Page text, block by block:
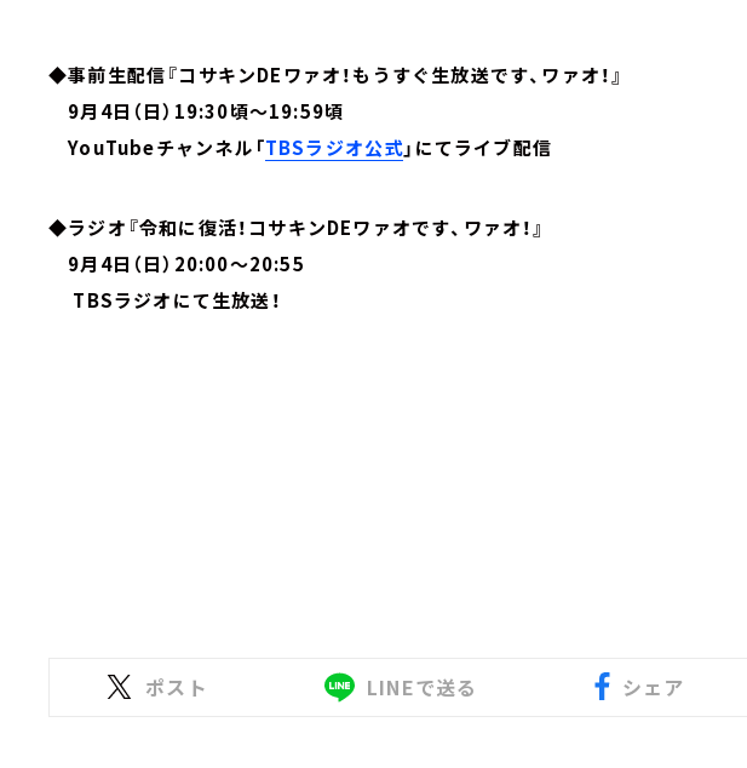
◆事前生配信『コサキンDEワァオ！もうすぐ生放送です、ワァオ！』
9月4日（日）19:30頃～19:59頃
YouTubeチャンネル「TBSラジオ公式」にてライブ配信
◆ラジオ『令和に復活！コサキンDEワァオです、ワァオ！』
9月4日（日）20:00～20:55
TBSラジオにて生放送！
ポスト LINEで送る シェア